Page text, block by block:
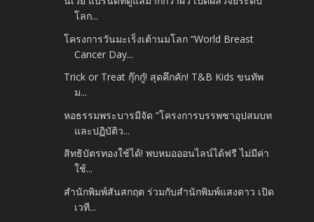
โลก...
โครงการวันมะเร็งเต้านมโลก “World Breast
Cancer Day...
Trick or Treat กุ๊กกู๋! สุดคึกคัก! T&B Kids ขนทัพ
ม...
หอธรรมพระบารมีจัด “โครงการบรรพชาอุปสมบท
และปฏิบัติว...
สิทธิบัตรทองใช้ได้! พบหมอออนไลน์ได้ฟรี ไม่มีค่า
ใช้...
สำนักพิมพ์สันสกฤต ร่วมกับสำนักพิมพ์แสงดาว เปิด
เวที...